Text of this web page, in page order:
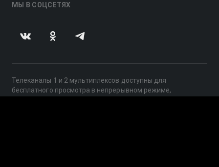
МЫ В СОЦСЕТЯХ
Телеканалы 1 и 2 мультиплексов доступны для
бесплатного просмотра в непрерывном режиме,